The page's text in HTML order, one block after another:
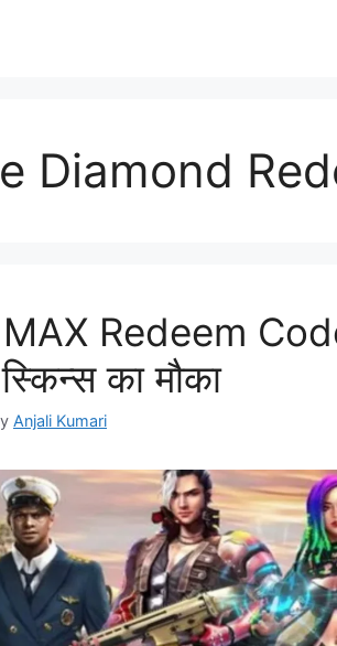
Diamond
Redeem
का मौका
Anjali Kumari